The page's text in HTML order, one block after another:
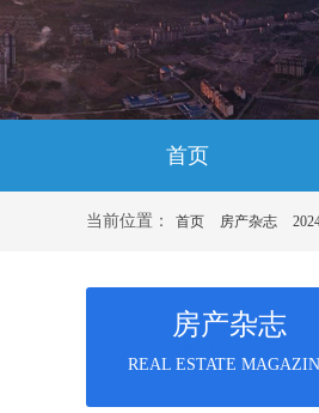
首页
当前位置： 首页 房产杂志
房产杂志
REAL ESTATE
按钮文本